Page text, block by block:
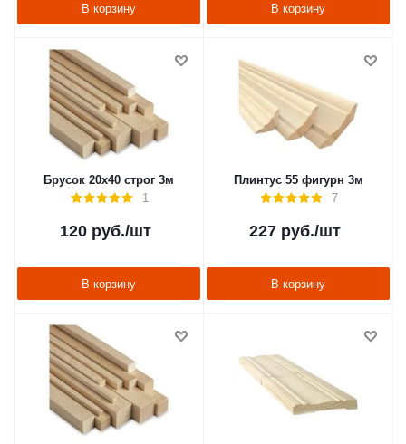
В корзину В корзину
Брусок 20х40 строг 3м
1
120 руб./шт
В корзину
Плинтус 55 фигурн 3м
7
227 руб./шт
В корзину